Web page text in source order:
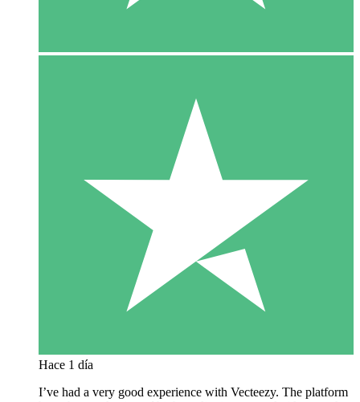
Hace 1 día
I’ve had a very good experience with Vecteezy. The platform